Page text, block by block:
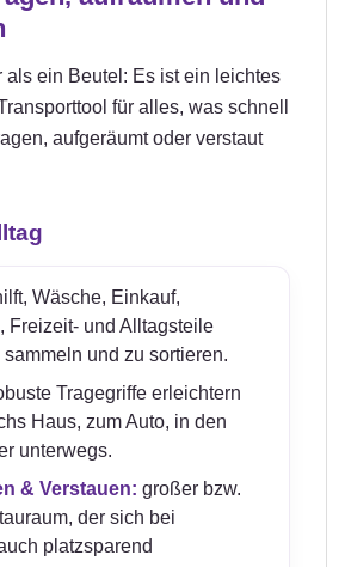
als ein Beutel: Es ist ein leichtes
für alles, was schnell
aufgeräumt oder verstaut
Wäsche, Einkauf,
Freizeit- und Alltagsteile
und zu sortieren.
Tragegriffe erleichtern
Haus, zum Auto, in den
unterwegs.
& Verstauen: großer bzw.
der sich bei
platzsparend